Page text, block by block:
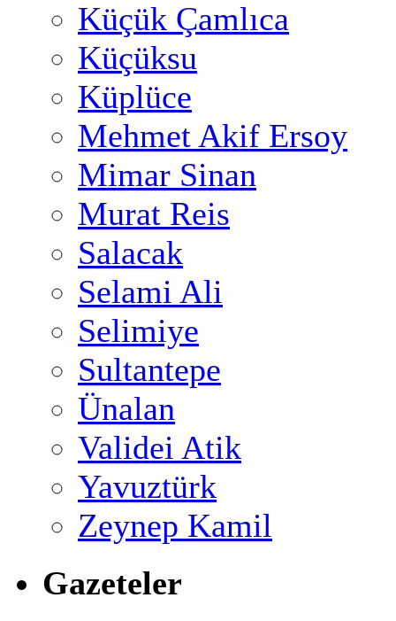
Küçük Çamlıca
Küçüksu
Küplüce
Mehmet Akif Ersoy
Mimar Sinan
Murat Reis
Salacak
Selami Ali
Selimiye
Sultantepe
Ünalan
Validei Atik
Yavuztürk
Zeynep Kamil
Gazeteler